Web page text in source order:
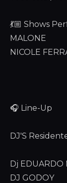
💃🏼 Shows
MALONE
NICOLE
🎧 Line-Up
DJ'S
Dj EDUARDO
DJ GODOY